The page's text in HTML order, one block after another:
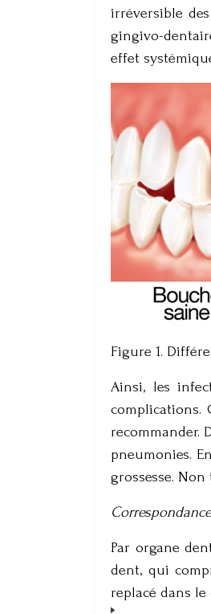
irréversible
gingivo-
effet
Figure 1.
Ainsi, les
complications.
recommander.
pneumonies.
grossesse.
Par organe
dent, qui
replacé dans